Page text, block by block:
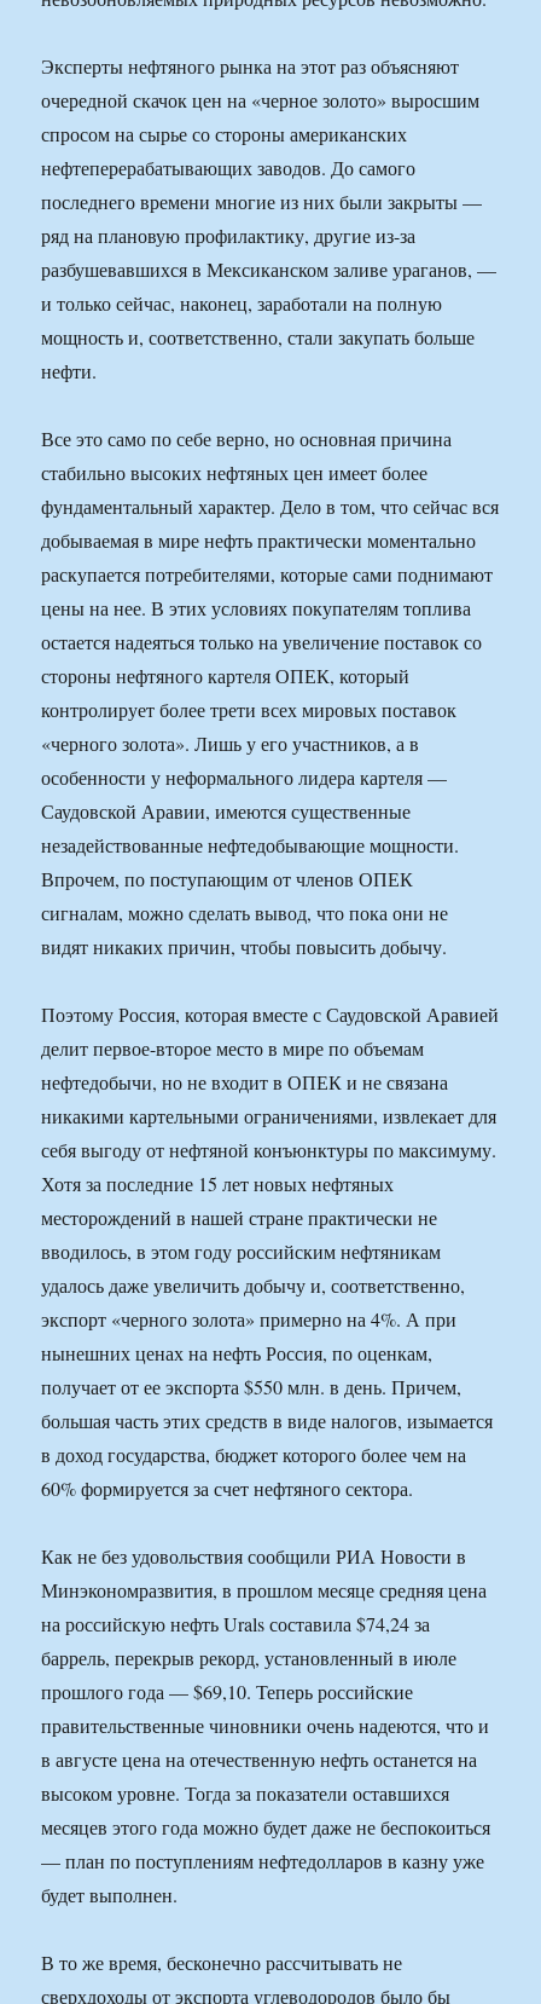
Эксперты нефтяного рынка на этот раз объясняют
очередной скачок цен на «черное золото» выросшим
спросом на сырье со стороны американских
нефтеперерабатывающих заводов. До самого
последнего времени многие из них были закрыты —
ряд на плановую профилактику, другие из-за
разбушевавшихся в Мексиканском заливе ураганов, —
и только сейчас, наконец, заработали на полную
мощность и, соответственно, стали закупать больше
нефти.
Все это само по себе верно, но основная причина
стабильно высоких нефтяных цен имеет более
фундаментальный характер. Дело в том, что сейчас вся
добываемая в мире нефть практически моментально
раскупается потребителями, которые сами поднимают
цены на нее. В этих условиях покупателям топлива
остается надеяться только на увеличение поставок со
стороны нефтяного картеля ОПЕК, который
контролирует более трети всех мировых поставок
«черного золота». Лишь у его участников, а в
особенности у неформального лидера картеля —
Саудовской Аравии, имеются существенные
незадействованные нефтедобывающие мощности.
Впрочем, по поступающим от членов ОПЕК
сигналам, можно сделать вывод, что пока они не
видят никаких причин, чтобы повысить добычу.
Поэтому Россия, которая вместе с Саудовской Аравией
делит первое-второе место в мире по объемам
нефтедобычи, но не входит в ОПЕК и не связана
никакими картельными ограничениями, извлекает для
себя выгоду от нефтяной конъюнктуры по максимуму.
Хотя за последние 15 лет новых нефтяных
месторождений в нашей стране практически не
вводилось, в этом году российским нефтяникам
удалось даже увеличить добычу и, соответственно,
экспорт «черного золота» примерно на 4%. А при
нынешних ценах на нефть Россия, по оценкам,
получает от ее экспорта $550 млн. в день. Причем,
большая часть этих средств в виде налогов, изымается
в доход государства, бюджет которого более чем на
60% формируется за счет нефтяного сектора.
Как не без удовольствия сообщили РИА Новости в
Минэкономразвития, в прошлом месяце средняя цена
на российскую нефть Urals составила $74,24 за
баррель, перекрыв рекорд, установленный в июле
прошлого года — $69,10. Теперь российские
правительственные чиновники очень надеются, что и
в августе цена на отечественную нефть останется на
высоком уровне. Тогда за показатели оставшихся
месяцев этого года можно будет даже не беспокоиться
— план по поступлениям нефтедолларов в казну уже
будет выполнен.
В то же время, бесконечно рассчитывать не
сверхдоходы от экспорта углеводородов было бы